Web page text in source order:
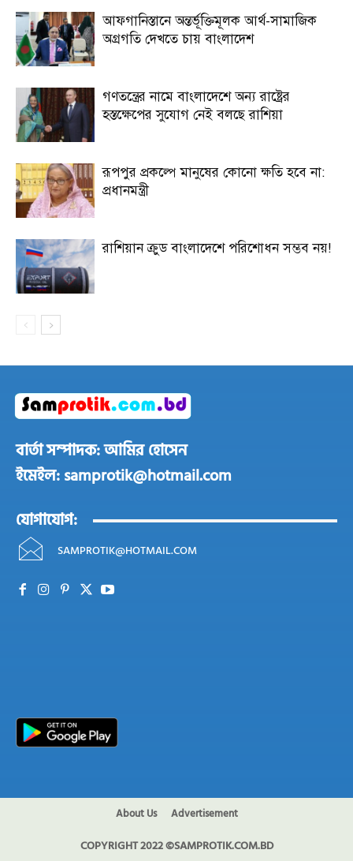
আফগানিস্তানে অন্তর্ভূক্তিমূলক আর্থ-সামাজিক
অগ্রগতি দেখতে চায় বাংলাদেশ
গণতন্ত্রের নামে বাংলাদেশে অন্য রাষ্ট্রের
হস্তক্ষেপের সুযোগ নেই বলছে রাশিয়া
রূপপুর প্রকল্পে মানুষের কোনো ক্ষতি হবে না:
প্রধানমন্ত্রী
রাশিয়ান ক্রুড বাংলাদেশে পরিশোধন সম্ভব নয়!
বার্তা সম্পাদক: আমির হোসেন
ইমেইল: samprotik@hotmail.com
যোগাযোগ:
SAMPROTIK@HOTMAIL.COM
About Us Advertisement
COPYRIGHT 2022 ©SAMPROTIK.COM.BD